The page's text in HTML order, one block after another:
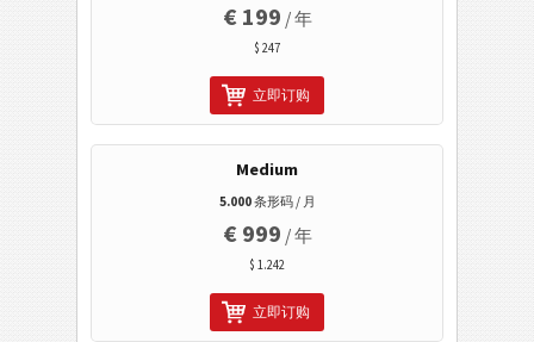
GS1二维条码
银行和支付
移动标签
医疗保健条码
ISBN 码
€ 199 / 年
$ 247
立即订购
Medium
5.000条形码 / 月
€ 999 / 年
$ 1.242
立即订购